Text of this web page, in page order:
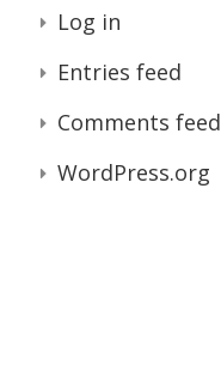
Log in
Entries feed
Comments feed
WordPress.org